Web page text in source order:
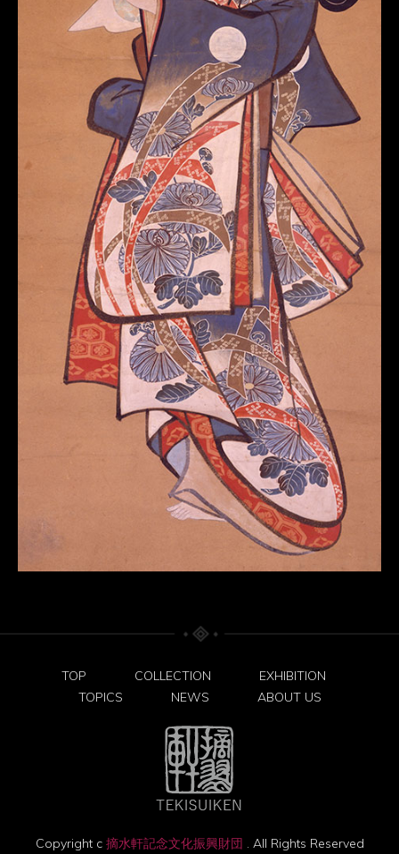
TOP COLLECTION
EXHIBITION
TOPICS
NEWS ABOUT US
Copyright c 摘水軒記念文化振興財団 . All Rights Reserved